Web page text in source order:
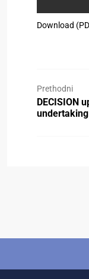
Download
Prethodni
DECISION